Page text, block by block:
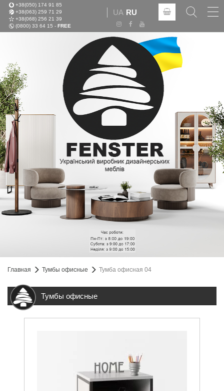
+38(050) 174 91 85
+38(063) 259 71 29
+38(068) 256 21 39
(0800) 33 64 15 - FREE
UA RU
Главная Тумбы офисные Тумба офисная 04
Тумбы офисные